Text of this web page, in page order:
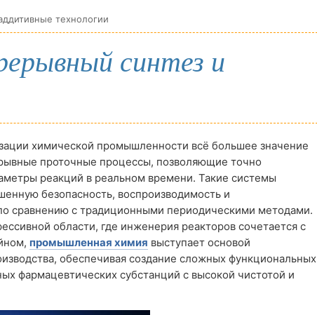
технологии
синтез и
химической промышленности всё большее значение
проточные процессы, позволяющие точно
реакций в реальном времени. Такие системы
безопасность, воспроизводимость и
сравнению с традиционными периодическими методами.
области, где инженерия реакторов сочетается с
промышленная химия выступает основой
обеспечивая создание сложных функциональных
фармацевтических субстанций с высокой чистотой и